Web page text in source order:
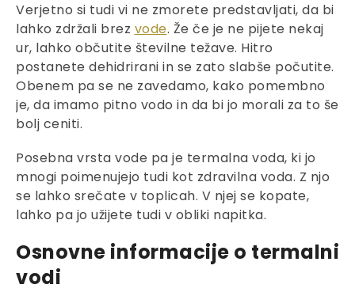
Verjetno si tudi vi ne zmorete predstavljati, da bi
lahko zdržali brez vode. Že če je ne pijete nekaj
ur, lahko občutite številne težave. Hitro
postanete dehidrirani in se zato slabše počutite.
Obenem pa se ne zavedamo, kako pomembno
je, da imamo pitno vodo in da bi jo morali za to še
bolj ceniti.
Posebna vrsta vode pa je termalna voda, ki jo
mnogi poimenujejo tudi kot zdravilna voda. Z njo
se lahko srečate v toplicah. V njej se kopate,
lahko pa jo užijete tudi v obliki napitka.
Osnovne informacije o termalni
vodi